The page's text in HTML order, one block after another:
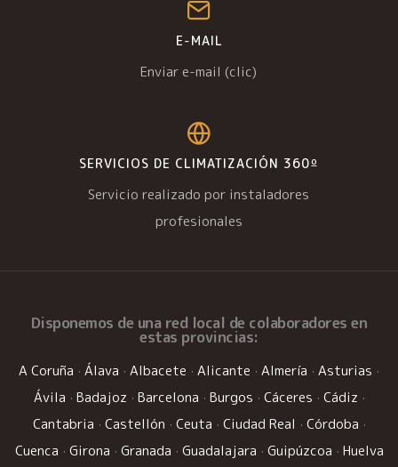
E-MAIL
Enviar e-mail (clic)
SERVICIOS DE CLIMATIZACIÓN 360º
Servicio realizado por instaladores
profesionales
Disponemos de una red local de colaboradores en
estas provincias:
A Coruña · Álava · Albacete · Alicante · Almería · Asturias ·
Ávila · Badajoz · Barcelona · Burgos · Cáceres · Cádiz ·
Cantabria · Castellón · Ceuta · Ciudad Real · Córdoba ·
Cuenca · Girona · Granada · Guadalajara · Guipúzcoa · Huelva